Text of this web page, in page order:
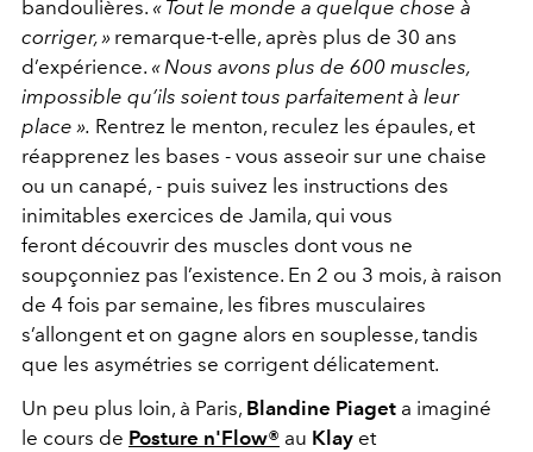
bandoulières. « Tout le monde a quelque chose à
corriger, » remarque-t-elle, après plus de 30 ans
d’expérience. « Nous avons plus de 600 muscles,
impossible qu’ils soient tous parfaitement à leur
place ». Rentrez le menton, reculez les épaules, et
réapprenez les bases - vous asseoir sur une chaise
ou un canapé, - puis suivez les instructions des
inimitables exercices de Jamila, qui vous
feront découvrir des muscles dont vous ne
soupçonniez pas l’existence. En 2 ou 3 mois, à raison
de 4 fois par semaine, les fibres musculaires
s’allongent et on gagne alors en souplesse, tandis
que les asymétries se corrigent délicatement.
Un peu plus loin, à Paris, Blandine Piaget a imaginé
le cours de Posture n'Flow® au Klay et